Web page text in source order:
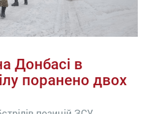
Донбасі в
поранено двох